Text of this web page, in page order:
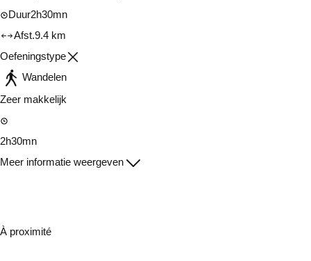
Duur2h30mn
Afst.9.4 km
Oefeningstype
Wandelen
Zeer makkelijk
2h30mn
Meer informatie weergeven
À proximité